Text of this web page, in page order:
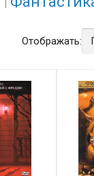
Отображать: